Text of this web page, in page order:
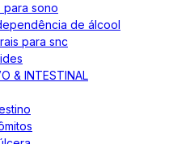
para sono
de álcool
para snc
& INTESTINAL